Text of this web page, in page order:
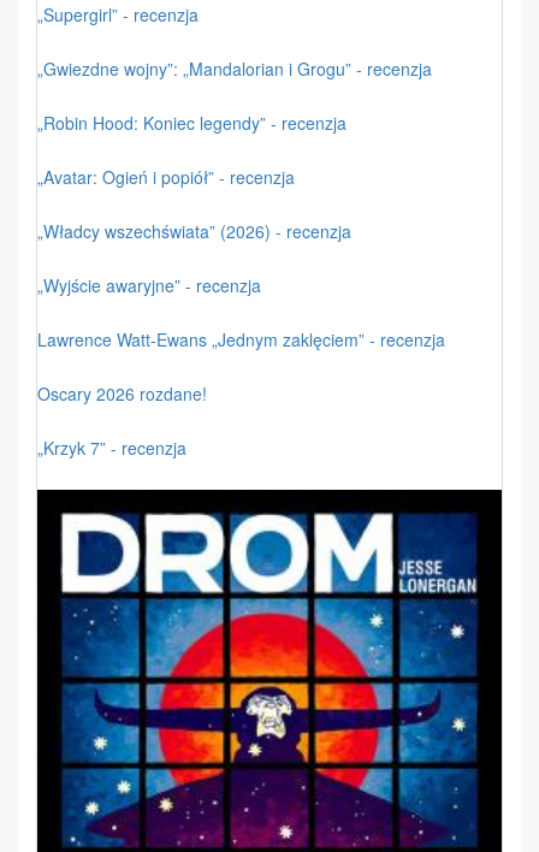
„Supergirl” - recenzja
„Gwiezdne wojny”: „Mandalorian i Grogu” - recenzja
„Robin Hood: Koniec legendy” - recenzja
„Avatar: Ogień i popiół” - recenzja
„Władcy wszechświata” (2026) - recenzja
„Wyjście awaryjne” - recenzja
Lawrence Watt-Ewans „Jednym zaklęciem” - recenzja
Oscary 2026 rozdane!
„Krzyk 7” - recenzja